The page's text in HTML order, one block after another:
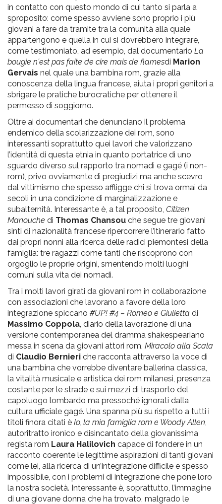
in contatto con questo mondo di cui tanto si parla a
sproposito: come spesso avviene sono proprio i più
giovani a fare da tramite tra la comunità alla quale
appartengono e quella in cui si dovrebbero integrare,
come testimoniato, ad esempio, dal documentario La
bougie n'est pas faite de cire mais de flamesdi Marion
Gervais nel quale una bambina rom, grazie alla
conoscenza della lingua francese, aiuta i propri genitori a
sbrigare le pratiche burocratiche per ottenere il
permesso di soggiorno.
Oltre ai documentari che denunciano il problema
endemico della scolarizzazione dei rom, sono
interessanti soprattutto quei lavori che valorizzano
l’identità di questa etnia in quanto portatrice di uno
sguardo diverso sul rapporto tra nomadi e gagé (i non-
rom), privo ovviamente di pregiudizi ma anche scevro
dal vittimismo che spesso affligge chi si trova ormai da
secoli in una condizione di marginalizzazione e
subalternità. Interessante è, a tal proposito, Citizen
Manouche di Thomas Chansou che segue tre giovani
sinti di nazionalità francese ripercorrere l’itinerario fatto
dai propri nonni alla ricerca delle radici piemontesi della
famiglia: tre ragazzi come tanti che riscoprono con
orgoglio le proprie origini, smentendo molti luoghi
comuni sulla vita dei nomadi.
Tra i molti lavori girati da giovani rom in collaborazione
con associazioni che lavorano a favore della loro
integrazione spiccano #UP! #4 – Romeo e Giulietta di
Massimo Coppola, diario della lavorazione di una
versione contemporanea del dramma shakespeariano
messa in scena da giovani attori rom, Miracolo alla Scala
di Claudio Bernieri che racconta attraverso la voce di
una bambina che vorrebbe diventare ballerina classica,
la vitalità musicale e artistica dei rom milanesi, presenza
costante per le strade e sui mezzi di trasporto del
capoluogo lombardo ma pressoché ignorati dalla
cultura ufficiale gagé. Una spanna più su rispetto a tutti i
titoli finora citati è Io, la mia famiglia rom e Woody Allen,
autoritratto ironico e disincantato della giovanissima
regista rom Laura Halilovich capace di fondere in un
racconto coerente le legittime aspirazioni di tanti giovani
come lei, alla ricerca di un’integrazione difficile e spesso
impossibile, con i problemi di integrazione che pone loro
la nostra società. Interessante è, soprattutto, l’immagine
di una giovane donna che ha trovato, malgrado le